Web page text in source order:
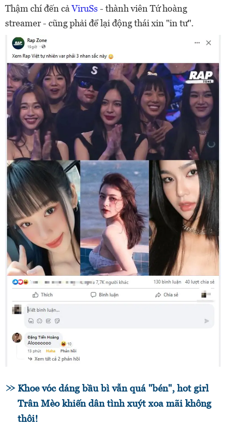
Thậm chí đến cảViruSs - thành viên Tứ hoàng
streamer - cũng phải để lại động thái xin "in tư".
Khoe vóc dáng bầu bì vẫn quá "bén", hot girl
Trân Mèo khiến dân tình xuýt xoa mãi không
thôi!